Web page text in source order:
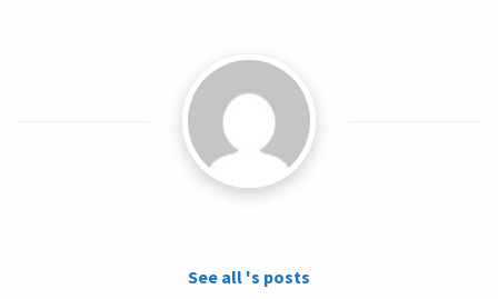
See all 's posts